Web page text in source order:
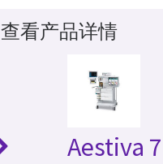
查看产品详情
Aestiva